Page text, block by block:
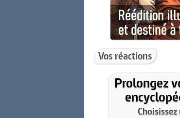
Vos réactions
Prolongez